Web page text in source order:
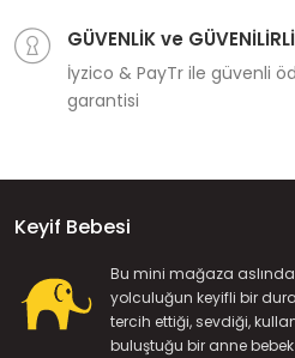
GÜVENLİK ve
İyzico & PayTr ile güvenli
garantisi
Keyif Bebesi
Bu mini mağaza
yolculuğun keyifli bir
tercih ettiği, sevdiği,
buluştuğu bir anne